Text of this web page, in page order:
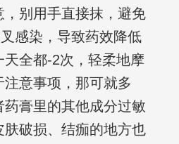
别用手直接抹，避免
感染，导致药效降低
全都-2次，轻柔地摩
意事项，那可就多
膏里的其他成分过敏
破损、结痂的地方也